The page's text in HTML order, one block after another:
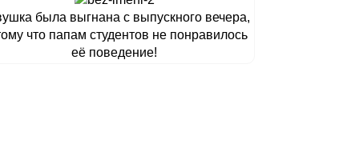
была выгнана с выпускного вечера,
что папам студентов не понравилось
её поведение!